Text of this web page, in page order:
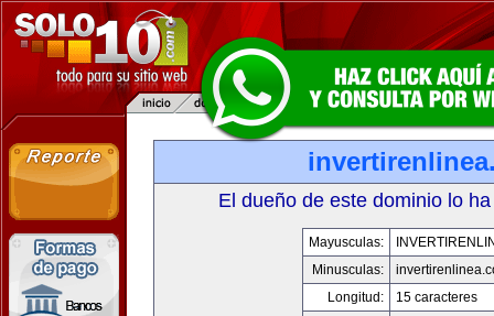
El dueño de este dominio lo
Mayusculas:
Minusculas:
Longitud:
15 caracteres